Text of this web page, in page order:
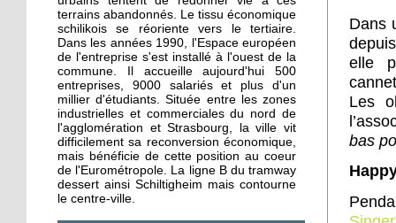
«Ce carrefour est hyper
dangereux»
1 octobre 2019
Le guide gourmand
peine à s'imposer
1 octobre 2019
Tous au Théâtre alsacien
de Schiltigheim !
terrains abandonnés. Le tissu économique
schilikois se réoriente vers le tertiaire.
Dans les années 1990, l'Espace européen
de l'entreprise s'est installé à l'ouest de la
commune. Il accueille aujourd'hui 500
entreprises, 9000 salariés et plus d'un
millier d'étudiants. Située entre les zones
industrielles et commerciales du nord de
l'agglomération et Strasbourg, la ville vit
difficilement sa reconversion économique,
mais bénéficie de cette position au coeur
de l'Eurométropole. La ligne B du tramway
dessert ainsi Schiltigheim mais contourne
le centre-ville.
Dans
elle
Les
bas